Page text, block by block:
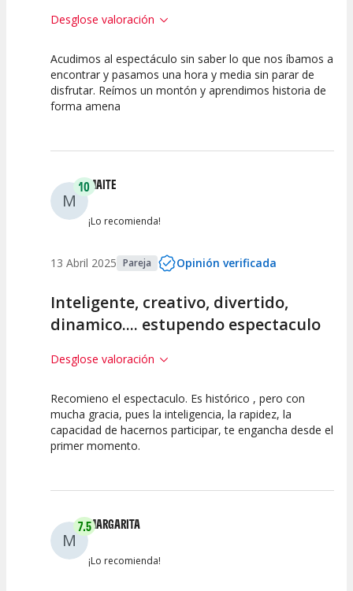
Desglose valoración
10
Calidad del
Espectáculo
10
Puesta en
10
Interpretación
Acudimos al espectáculo sin saber lo que nos íbamos a
encontrar y pasamos una hora y media sin parar de
disfrutar. Reímos un montón y aprendimos historia de
forma amena
M
10MAITE
¡Lo recomienda!
13 Abril 2025 Pareja Opinión verificada
Inteligente, creativo, divertido,
dinamico.... estupendo espectaculo
Desglose valoración
10
Calidad del
Espectáculo
10
Puesta en
Escena
10
Interpretación
Recomieno el espectaculo. Es histórico , pero con
mucha gracia, pues la inteligencia, la rapidez, la
capacidad de hacernos participar, te engancha desde el
primer momento.
M
7.5MARGARITA
¡Lo recomienda!